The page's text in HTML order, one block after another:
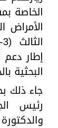
الخاصة
الأمراض
إطار دعم
البحثية
جاء ذلك
رئيس